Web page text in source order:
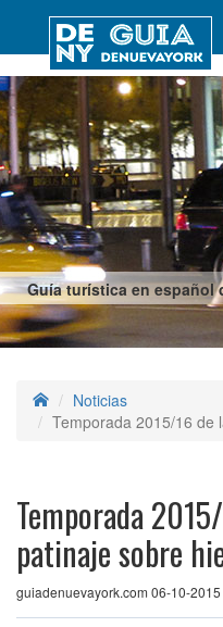
Guía turística en español
Noticias
Temporada 2015/16 de
Temporada
patinaje sobre
guiadenuevayork.com 06-10-2015